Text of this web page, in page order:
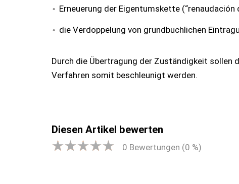
Erneuerung der Eigentumskette
die Verdoppelung von grundbuchlichen
Durch die Übertragung der Zuständigkeit sollen
Verfahren somit beschleunigt werden.
Diesen Artikel bewerten
0 Bewertungen (0 %)